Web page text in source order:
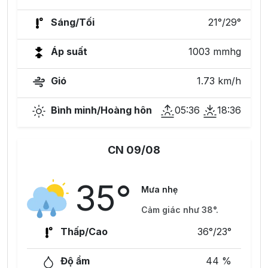
Sáng/Tối 21°/29°
Áp suất 1003 mmhg
Gió 1.73 km/h
Bình minh/Hoàng hôn 05:36 18:36
CN 09/08
35°
Mưa nhẹ
Cảm giác như 38°.
Thấp/Cao 36°/23°
Độ ẩm 44 %